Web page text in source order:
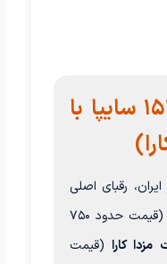
⚖️ مقایسه وانت ۱۵۱ سایپا با
رقبای اصلی
(قیمت حدود ۷۵۰
مزدا کارا(قیمت